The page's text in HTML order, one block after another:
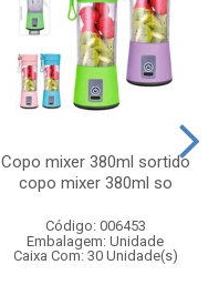
Copo mixer 380ml sortido
copo mixer 380ml so
Código: 006453
Embalagem: Unidade
Caixa Com: 30 Unidade(s)